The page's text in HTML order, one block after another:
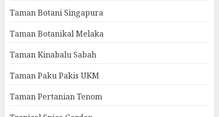
Taman Botani Singapura
Taman Botanikal Melaka
Taman Kinabalu Sabah
Taman Paku Pakis UKM
Taman Pertanian Tenom